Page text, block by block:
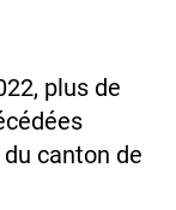
plus de
canton de